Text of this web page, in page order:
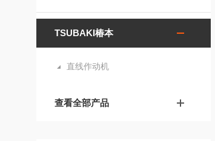
TSUBAKI椿本
直线作动机
查看全部产品